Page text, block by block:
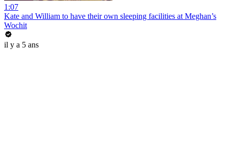
1:07
Kate and William to have their own sleeping facilities at Meghan’s
Wochit
il y a 5 ans